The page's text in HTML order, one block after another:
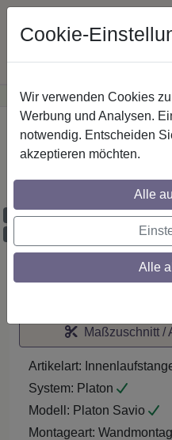
Günstige Versandkosten
Startseite
IL-Stilg. 20 mm 1-
Schwarz
Maßzuschnitt möglich
Maßzuschnitt /
Artikelart:
System: Platon
Modell: Platon Savio
Montageart:
Cookie-
Wir verwenden Cookies
Werbung und Analysen.
notwendig. Entscheiden
akzeptieren möchten.
Alle
Alle